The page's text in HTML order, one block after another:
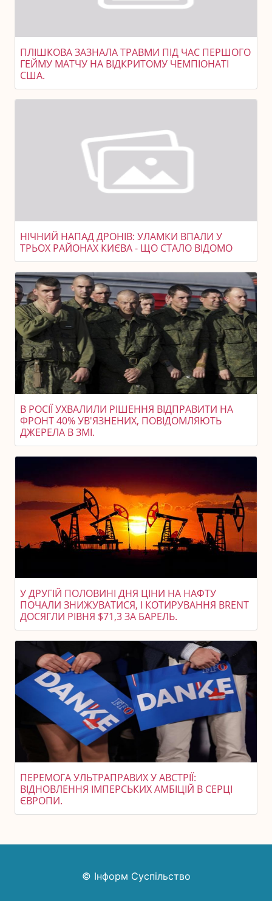
ПЛІШКОВА ЗАЗНАЛА ТРАВМИ ПІД ЧАС ПЕРШОГО
ГЕЙМУ МАТЧУ НА ВІДКРИТОМУ ЧЕМПІОНАТІ
США.
НІЧНИЙ НАПАД ДРОНІВ: УЛАМКИ ВПАЛИ У
ТРЬОХ РАЙОНАХ КИЄВА - ЩО СТАЛО ВІДОМО
В РОСІЇ УХВАЛИЛИ РІШЕННЯ ВІДПРАВИТИ НА
ФРОНТ 40% УВ'ЯЗНЕНИХ, ПОВІДОМЛЯЮТЬ
ДЖЕРЕЛА В ЗМІ.
У ДРУГІЙ ПОЛОВИНІ ДНЯ ЦІНИ НА НАФТУ
ПОЧАЛИ ЗНИЖУВАТИСЯ, І КОТИРУВАННЯ BRENT
ДОСЯГЛИ РІВНЯ $71,3 ЗА БАРЕЛЬ.
ПЕРЕМОГА УЛЬТРАПРАВИХ У АВСТРІЇ:
ВІДНОВЛЕННЯ ІМПЕРСЬКИХ АМБІЦІЙ В СЕРЦІ
ЄВРОПИ.
© Інформ Суспільство